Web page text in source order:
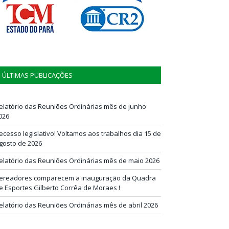
ÚLTIMAS PUBLICAÇÕES
das Reuniões Ordinárias mês de junho
legislativo! Voltamos aos trabalhos dia 15 de
de 2026
das Reuniões Ordinárias mês de maio 2026
comparecem a inauguração da Quadra
Esportes Gilberto Corrêa de Moraes !
das Reuniões Ordinárias mês de abril 2026